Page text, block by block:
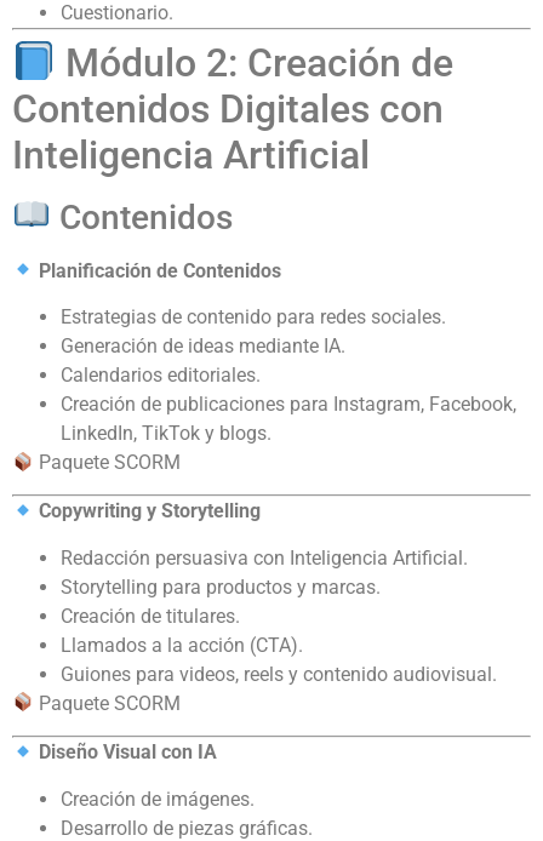
Cuestionario.
Módulo 2: Creación de
Contenidos Digitales con
Inteligencia Artificial
Contenidos
Planificación de Contenidos
Estrategias de contenido para redes sociales.
Generación de ideas mediante IA.
Calendarios editoriales.
Creación de publicaciones para Instagram, Facebook,
LinkedIn, TikTok y blogs.
Paquete SCORM
Copywriting y Storytelling
Redacción persuasiva con Inteligencia Artificial.
Storytelling para productos y marcas.
Creación de titulares.
Llamados a la acción (CTA).
Guiones para videos, reels y contenido audiovisual.
Paquete SCORM
Diseño Visual con IA
Creación de imágenes.
Desarrollo de piezas gráficas.